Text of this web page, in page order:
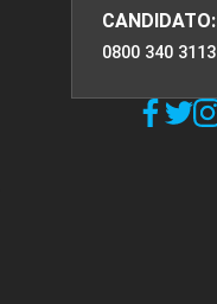
CANDIDATO:
0800 340 3113